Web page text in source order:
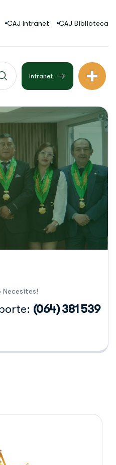
CAJ Intranet CAJ Biblioteca
Intranet
Necesites!
(064) 381 539